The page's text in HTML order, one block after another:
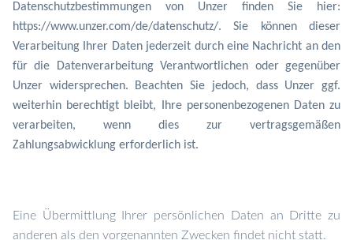
Datenschutzbestimmungen von Unzer finden Sie hier:
https://www.unzer.com/de/datenschutz/. Sie können dieser
Verarbeitung Ihrer Daten jederzeit durch eine Nachricht an den
für die Datenverarbeitung Verantwortlichen oder gegenüber
Unzer widersprechen. Beachten Sie jedoch, dass Unzer ggf.
weiterhin berechtigt bleibt, Ihre personenbezogenen Daten zu
verarbeiten, wenn dies zur vertragsgemäßen
Zahlungsabwicklung erforderlich ist.
Eine Übermittlung Ihrer persönlichen Daten an Dritte zu
anderen als den vorgenannten Zwecken findet nicht statt.